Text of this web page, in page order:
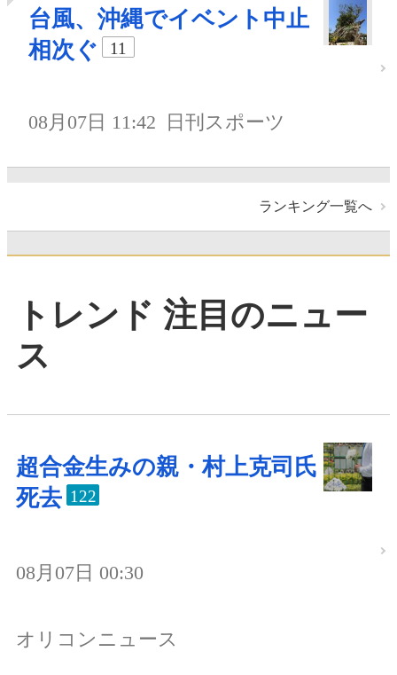
台風、沖縄でイベント中止
相次ぐ
11
08月07日 11:42 日刊スポーツ
ランキング一覧へ
トレンド 注目のニュー
ス
超合金生みの親・村上克司氏
死去 122
08月07日 00:30
オリコンニュース